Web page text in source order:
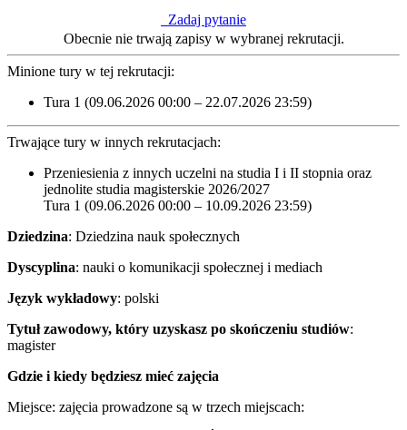
Zadaj pytanie
Obecnie nie trwają zapisy w wybranej rekrutacji.
Minione tury w tej rekrutacji:
Tura 1 (09.06.2026 00:00 – 22.07.2026 23:59)
Trwające tury w innych rekrutacjach:
Przeniesienia z innych uczelni na studia I i II stopnia oraz
jednolite studia magisterskie 2026/2027
Tura 1 (09.06.2026 00:00 – 10.09.2026 23:59)
Dziedzina: Dziedzina nauk społecznych
Dyscyplina: nauki o komunikacji społecznej i mediach
Język wykładowy: polski
Tytuł zawodowy, który uzyskasz po skończeniu studiów:
magister
Gdzie i kiedy będziesz mieć zajęcia
Miejsce: zajęcia prowadzone są w trzech miejscach: